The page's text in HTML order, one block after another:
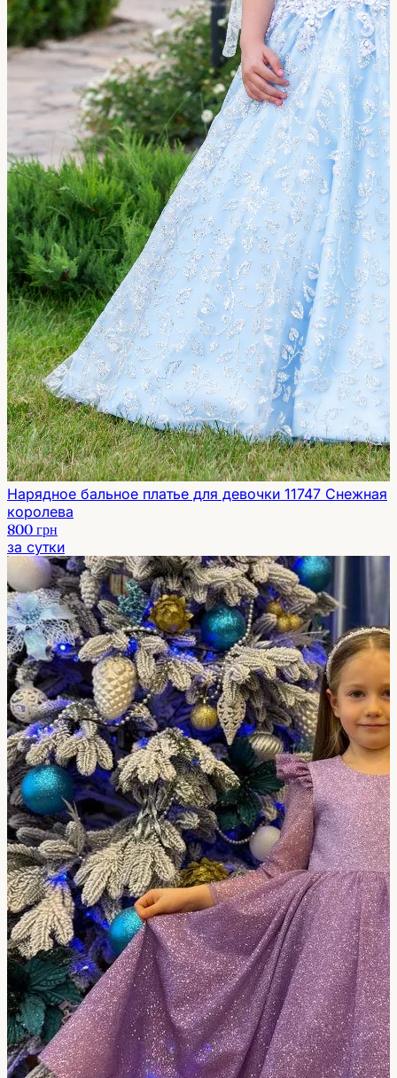
Нарядное бальное платье для девочки 11747 Снежная
королева
800 грн
за сутки